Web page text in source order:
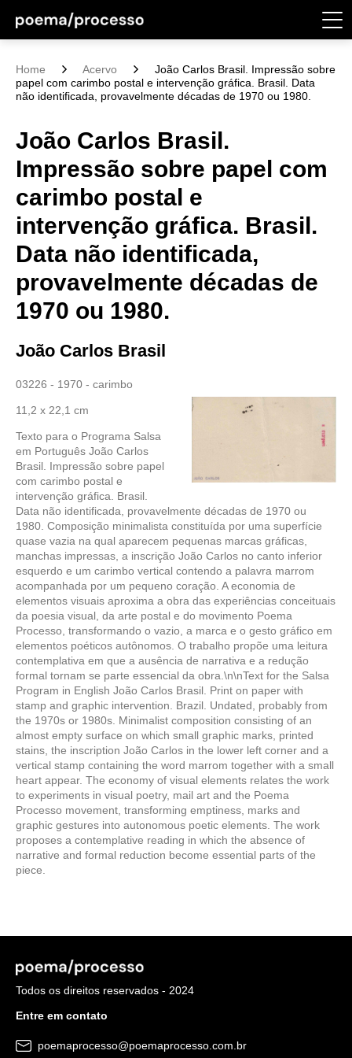
Home Acervo
João Carlos Brasil. Impressão sobre
papel com carimbo postal e intervenção gráfica. Brasil. Data
não identificada, provavelmente décadas de 1970 ou 1980.
João Carlos Brasil.
Impressão sobre papel com
carimbo postal e
intervenção gráfica. Brasil.
Data não identificada,
provavelmente décadas de
1970 ou 1980.
João Carlos Brasil
03226 - 1970 - carimbo
11,2 x 22,1 cm
Texto para o Programa Salsa
em Português João Carlos
Brasil. Impressão sobre papel
com carimbo postal e
intervenção gráfica. Brasil.
Data não identificada, provavelmente décadas de 1970 ou
1980. Composição minimalista constituída por uma superfície
quase vazia na qual aparecem pequenas marcas gráficas,
manchas impressas, a inscrição João Carlos no canto inferior
esquerdo e um carimbo vertical contendo a palavra marrom
acompanhada por um pequeno coração. A economia de
elementos visuais aproxima a obra das experiências conceituais
da poesia visual, da arte postal e do movimento Poema
Processo, transformando o vazio, a marca e o gesto gráfico em
elementos poéticos autônomos. O trabalho propõe uma leitura
contemplativa em que a ausência de narrativa e a redução
formal tornam se parte essencial da obra.\n\nText for the Salsa
Program in English João Carlos Brasil. Print on paper with
stamp and graphic intervention. Brazil. Undated, probably from
the 1970s or 1980s. Minimalist composition consisting of an
almost empty surface on which small graphic marks, printed
stains, the inscription João Carlos in the lower left corner and a
vertical stamp containing the word marrom together with a small
heart appear. The economy of visual elements relates the work
to experiments in visual poetry, mail art and the Poema
Processo movement, transforming emptiness, marks and
graphic gestures into autonomous poetic elements. The work
proposes a contemplative reading in which the absence of
narrative and formal reduction become essential parts of the
piece.
Todos os direitos reservados - 2024
Entre em contato
poemaprocesso@poemaprocesso.com.br